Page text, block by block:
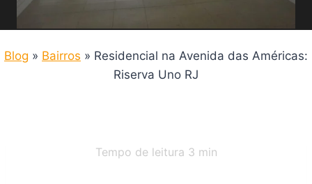
Blog » Bairros » Residencial na Avenida das Américas:
Riserva Uno RJ
Tempo de leitura 3 min